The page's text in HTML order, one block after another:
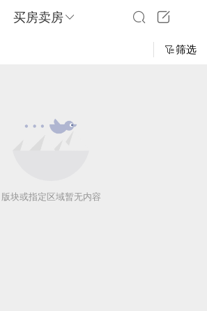
买房卖房
筛选
版块或指定区域暂无内容